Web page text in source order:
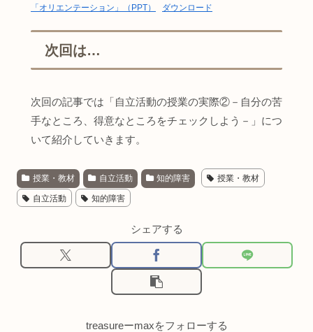
「オリエンテーション」（PPT） ダウンロード
次回は…
次回の記事では「自立活動の授業の実際②－自分の苦
手なところ、得意なところをチェックしよう－」につ
いて紹介していきます。
授業・教材 自立活動 知的障害 授業・教材
自立活動 知的障害
シェアする
treasureーmaxをフォローする